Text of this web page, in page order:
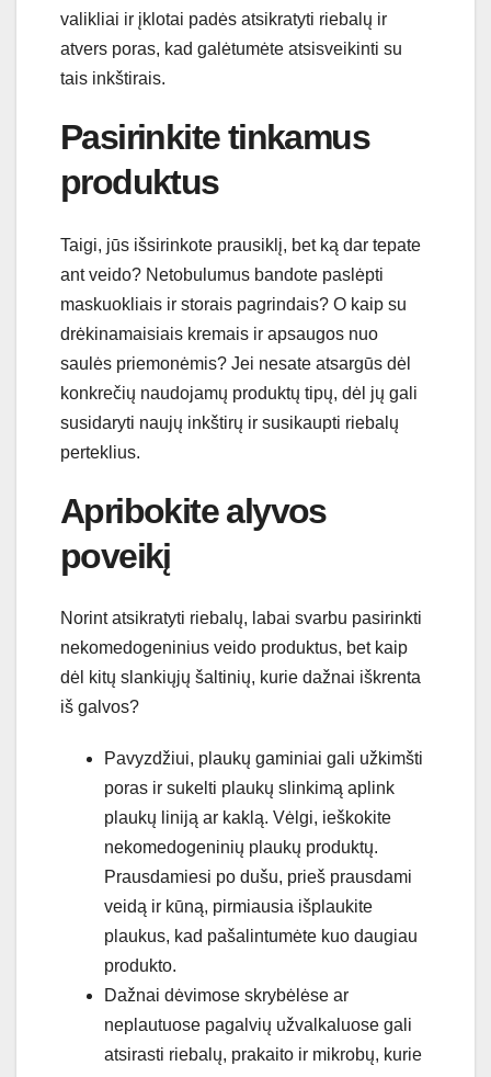
valikliai ir įklotai padės atsikratyti riebalų ir
atvers poras, kad galėtumėte atsisveikinti su
tais inkštirais.
Pasirinkite tinkamus
produktus
Taigi, jūs išsirinkote prausiklį, bet ką dar tepate
ant veido? Netobulumus bandote paslėpti
maskuokliais ir storais pagrindais? O kaip su
drėkinamaisiais kremais ir apsaugos nuo
saulės priemonėmis? Jei nesate atsargūs dėl
konkrečių naudojamų produktų tipų, dėl jų gali
susidaryti naujų inkštirų ir susikaupti riebalų
perteklius.
Apribokite alyvos
poveikį
Norint atsikratyti riebalų, labai svarbu pasirinkti
nekomedogeninius veido produktus, bet kaip
dėl kitų slankiųjų šaltinių, kurie dažnai iškrenta
iš galvos?
Pavyzdžiui, plaukų gaminiai gali užkimšti
poras ir sukelti plaukų slinkimą aplink
plaukų liniją ar kaklą. Vėlgi, ieškokite
nekomedogeninių plaukų produktų.
Prausdamiesi po dušu, prieš prausdami
veidą ir kūną, pirmiausia išplaukite
plaukus, kad pašalintumėte kuo daugiau
produkto.
Dažnai dėvimose skrybėlėse ar
neplautuose pagalvių užvalkaluose gali
atsirasti riebalų, prakaito ir mikrobų, kurie